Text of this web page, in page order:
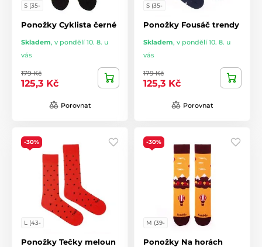
S (35-
Ponožky Cyklista černé
Skladem, v pondělí 10. 8. u
vás
179 Kč
125,3 Kč
Porovnat
S (35-
Ponožky Fousáč trendy
Skladem, v pondělí 10. 8. u
vás
179 Kč
125,3 Kč
Porovnat
-30%
L (43-
Ponožky Tečky meloun
-30%
M (39-
Ponožky Na horách